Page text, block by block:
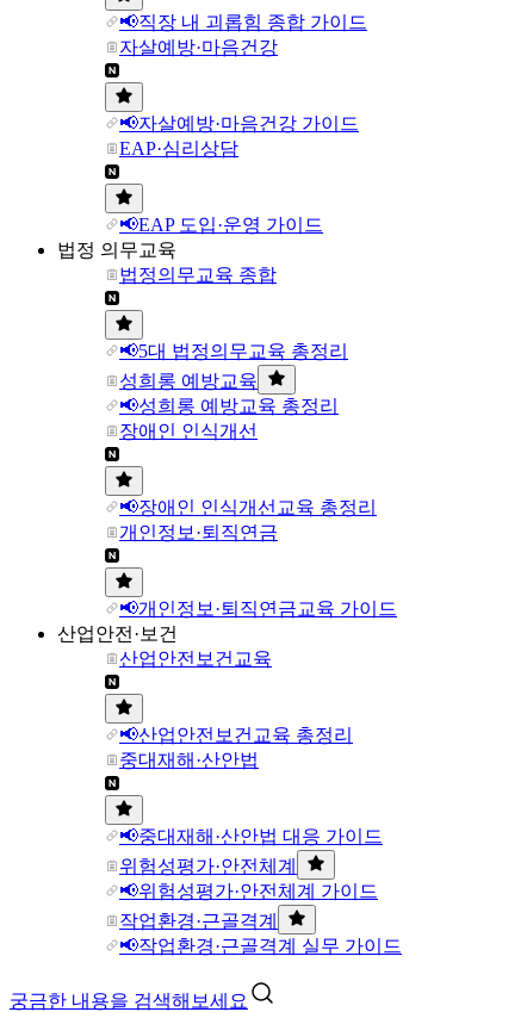
📢직장 내 괴롭힘 종합 가이드
자살예방·마음건강
📢자살예방·마음건강 가이드
EAP·심리상담
📢EAP 도입·운영 가이드
법정 의무교육
법정의무교육 종합
📢5대 법정의무교육 총정리
성희롱 예방교육
📢성희롱 예방교육 총정리
장애인 인식개선
📢장애인 인식개선교육 총정리
개인정보·퇴직연금
📢개인정보·퇴직연금교육 가이드
산업안전·보건
산업안전보건교육
📢산업안전보건교육 총정리
중대재해·산안법
📢중대재해·산안법 대응 가이드
위험성평가·안전체계
📢위험성평가·안전체계 가이드
작업환경·근골격계
📢작업환경·근골격계 실무 가이드
궁금한 내용을 검색해보세요